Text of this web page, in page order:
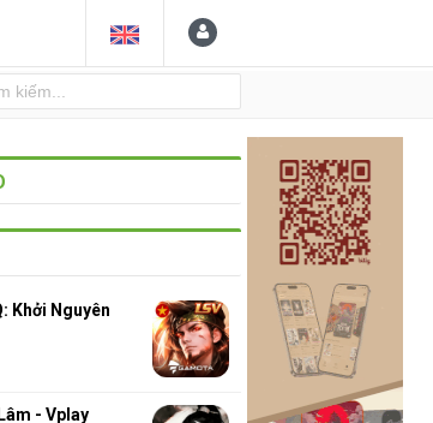
Khởi Nguyên
- Vplay